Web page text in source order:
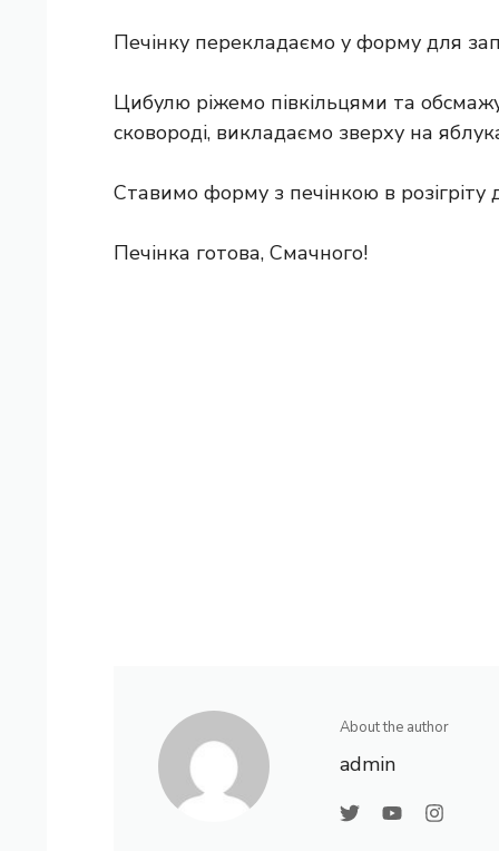
Печінку перекладаємо у форму для
Цибулю ріжемо півкільцями та
сковороді, викладаємо зверху на
Ставимо форму з печінкою в
Печінка готова, Смачного!
About the author
admin